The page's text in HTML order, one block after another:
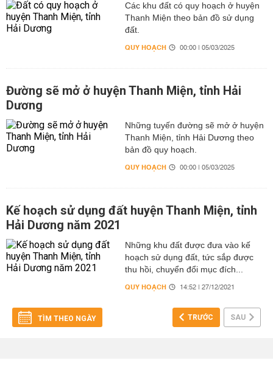
Các khu đất có quy hoạch ở huyện
Thanh Miện theo bản đồ sử dụng
đất.
QUY HOẠCH 00:00 | 05/03/2025
Đường sẽ mở ở huyện Thanh Miện, tỉnh Hải
Dương
Những tuyến đường sẽ mở ở huyện
Thanh Miện, tỉnh Hải Dương theo
bản đồ quy hoạch.
QUY HOẠCH 00:00 | 05/03/2025
Kế hoạch sử dụng đất huyện Thanh Miện, tỉnh
Hải Dương năm 2021
Những khu đất được đưa vào kế
hoạch sử dụng đất, tức sắp được
thu hồi, chuyển đổi mục đích...
QUY HOẠCH 14:52 | 27/12/2021
TÌM THEO NGÀY TRƯỚC SAU